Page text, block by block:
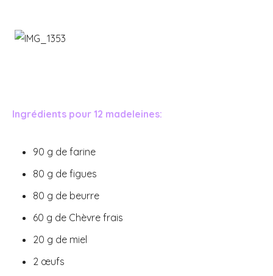
Ingrédients pour 12 madeleines:
90 g de farine
80 g de figues
80 g de beurre
60 g de Chèvre frais
20 g de miel
2 œufs